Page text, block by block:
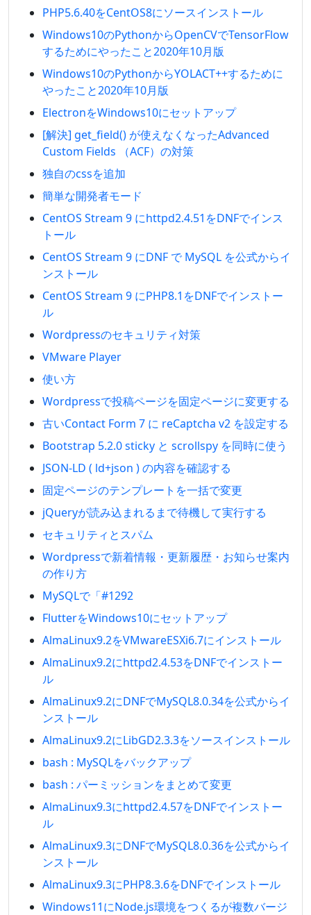
PHP5.6.40をCentOS8にソースインストール
Windows10のPythonからOpenCVでTensorFlow
するためにやったこと2020年10月版
Windows10のPythonからYOLACT++するために
やったこと2020年10月版
ElectronをWindows10にセットアップ
[解決] get_field() が使えなくなったAdvanced
Custom Fields （ACF）の対策
独自のcssを追加
簡単な開発者モード
CentOS Stream 9 にhttpd2.4.51をDNFでインス
トール
CentOS Stream 9 にDNF で MySQL を公式からイ
ンストール
CentOS Stream 9 にPHP8.1をDNFでインストー
ル
Wordpressのセキュリティ対策
VMware Player
使い方
Wordpressで投稿ページを固定ページに変更する
古いContact Form 7 に reCaptcha v2 を設定する
Bootstrap 5.2.0 sticky と scrollspy を同時に使う
JSON-LD ( ld+json ) の内容を確認する
固定ページのテンプレートを一括で変更
jQueryが読み込まれるまで待機して実行する
セキュリティとスパム
Wordpressで新着情報・更新履歴・お知らせ案内
の作り方
MySQLで「#1292
FlutterをWindows10にセットアップ
AlmaLinux9.2をVMwareESXi6.7にインストール
AlmaLinux9.2にhttpd2.4.53をDNFでインストー
ル
AlmaLinux9.2にDNFでMySQL8.0.34を公式からイ
ンストール
AlmaLinux9.2にLibGD2.3.3をソースインストール
bash : MySQLをバックアップ
bash : パーミッションをまとめて変更
AlmaLinux9.3にhttpd2.4.57をDNFでインストー
ル
AlmaLinux9.3にDNFでMySQL8.0.36を公式からイ
ンストール
AlmaLinux9.3にPHP8.3.6をDNFでインストール
Windows11にNode.js環境をつくるが複数バージ